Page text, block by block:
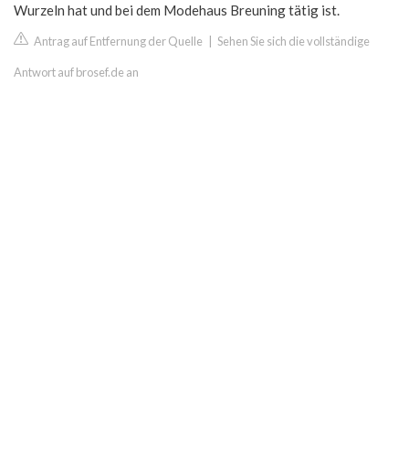
Wurzeln hat und bei dem Modehaus Breuning tätig ist.
Antrag auf Entfernung der Quelle Sehen Sie sich die vollständige
Antwort auf brosef.de an